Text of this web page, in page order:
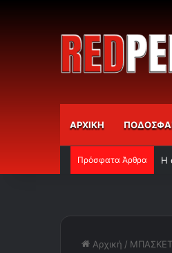
ΑΡΧΙΚΗ
Πρόσφατα Άρθρα Η
Αρχική / ΜΠΑΣΚΕΤ